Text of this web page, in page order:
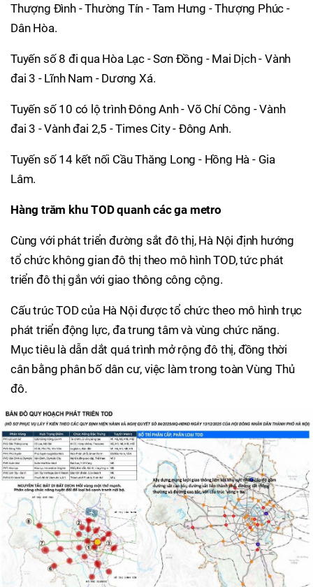
Thượng Đình - Thường Tín - Tam Hưng - Thượng Phúc -
Dân Hòa.
Tuyến số 8 đi qua Hòa Lạc - Sơn Đồng - Mai Dịch - Vành
đai 3 - Lĩnh Nam - Dương Xá.
Tuyến số 10 có lộ trình Đông Anh - Võ Chí Công - Vành
đai 3 - Vành đai 2,5 - Times City - Đông Anh.
Tuyến số 14 kết nối Cầu Thăng Long - Hồng Hà - Gia
Lâm.
Hàng trăm khu TOD quanh các ga metro
Cùng với phát triển đường sắt đô thị, Hà Nội định hướng
tổ chức không gian đô thị theo mô hình TOD, tức phát
triển đô thị gắn với giao thông công cộng.
Cấu trúc TOD của Hà Nội được tổ chức theo mô hình trục
phát triển động lực, đa trung tâm và vùng chức năng.
Mục tiêu là dẫn dắt quá trình mở rộng đô thị, đồng thời
cân bằng phân bố dân cư, việc làm trong toàn Vùng Thủ
đô.